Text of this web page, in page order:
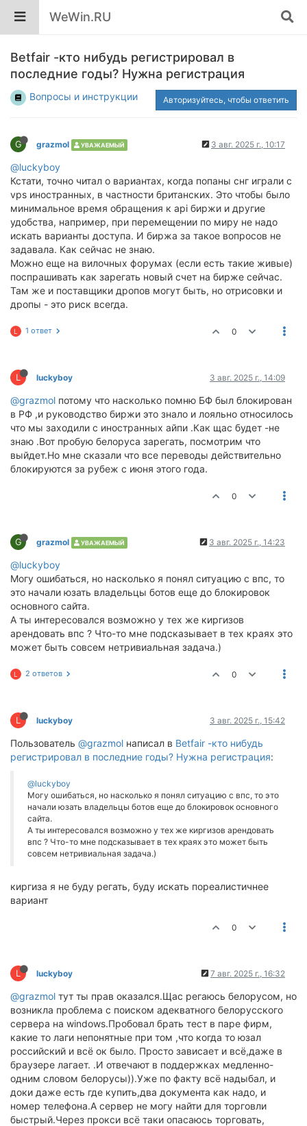
WeWin.RU
Betfair -кто нибудь регистрировал в
последние годы? Нужна регистрация
Вопросы и инструкции Авторизуйтесь, чтобы ответить
G grazmol УВАЖАЕМЫЙ 3 авг. 2025 г., 10:17
@luckyboy
Кстати, точно читал о вариантах, когда попаны снг играли с
vps иностранных, в частности британских. Это чтобы было
минимальное время обращения к api биржи и другие
удобства, например, при перемещении по миру не надо
искать варианты доступа. И биржа за такое вопросов не
задавала. Как сейчас не знаю.
Можно еще на вилочных форумах (если есть такие живые)
поспрашивать как зарегать новый счет на бирже сейчас.
Там же и поставщики дропов могут быть, но отрисовки и
дропы - это риск всегда.
L 1 ответ 0
L luckyboy 3 авг. 2025 г., 14:09
@grazmol потому что насколько помню БФ был блокирован
в РФ ,и руководство биржи это знало и лояльно относилось
что мы заходили с иностранных айпи .Как щас будет -не
знаю .Вот пробую белоруса зарегать, посмотрим что
выйдет.Но мне сказали что все переводы действительно
блокируются за рубеж с июня этого года.
0
G grazmol УВАЖАЕМЫЙ 3 авг. 2025 г., 14:23
@luckyboy
Могу ошибаться, но насколько я понял ситуацию с впс, то
это начали юзать владельцы ботов еще до блокировок
основного сайта.
А ты интересовался возможно у тех же киргизов
арендовать впс ? Что-то мне подсказывает в тех краях это
может быть совсем нетривиальная задача.)
L 2 ответов 0
L luckyboy 3 авг. 2025 г., 15:42
Пользователь @grazmol написал в Betfair -кто нибудь
регистрировал в последние годы? Нужна регистрация:
@luckyboy
Могу ошибаться, но насколько я понял ситуацию с впс, то это
начали юзать владельцы ботов еще до блокировок основного
сайта.
А ты интересовался возможно у тех же киргизов арендовать
впс ? Что-то мне подсказывает в тех краях это может быть
совсем нетривиальная задача.)
киргиза я не буду регать, буду искать пореалистичнее
вариант
0
L luckyboy 7 авг. 2025 г., 16:32
@grazmol тут ты прав оказался.Щас регаюсь белорусом, но
возникла проблема с поиском адекватного белорусского
сервера на windows.Пробовал брать тест в паре фирм,
какие то лаги непонятные при том ,что когда то юзал
российский и всё ок было. Просто зависает и всё,даже в
браузере лагает. .И отвечают в поддержках медленно-
одним словом белорусы)).Уже по факту всё надыбал, и
доки даже есть где купить,два документа как надо, и
номер телефона.А сервер не могу найти для торговли
быстрый.Через прокси всё таки опасаюсь торговать,